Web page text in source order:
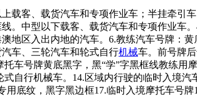
载客、载货汽车和专项作业车；半挂牵
。中型以下载客、载货汽车和专项作业车
地区入出内地的汽车。6.教练汽车号牌：
车、三轮汽车和轮式自行机械车。前号牌
车号牌黄底黑字，黑“学”字黑框线教练
自行机械车。14.区域内行驶的临时入境
底纹，黑字黑边框17.临时入境摩托车号